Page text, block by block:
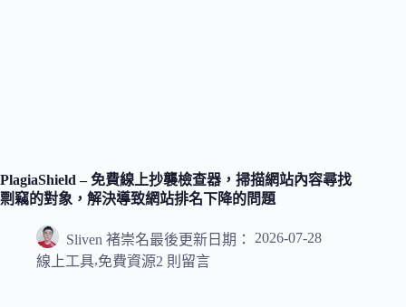
PlagiaShield – 免費線上抄襲檢查器，掃描網站內容尋找
剽竊的對象，解決導致網站排名下降的問題
Sliven 褚崇名最後更新日期：
2026-07-28
線上工具,免費資源2 則留言